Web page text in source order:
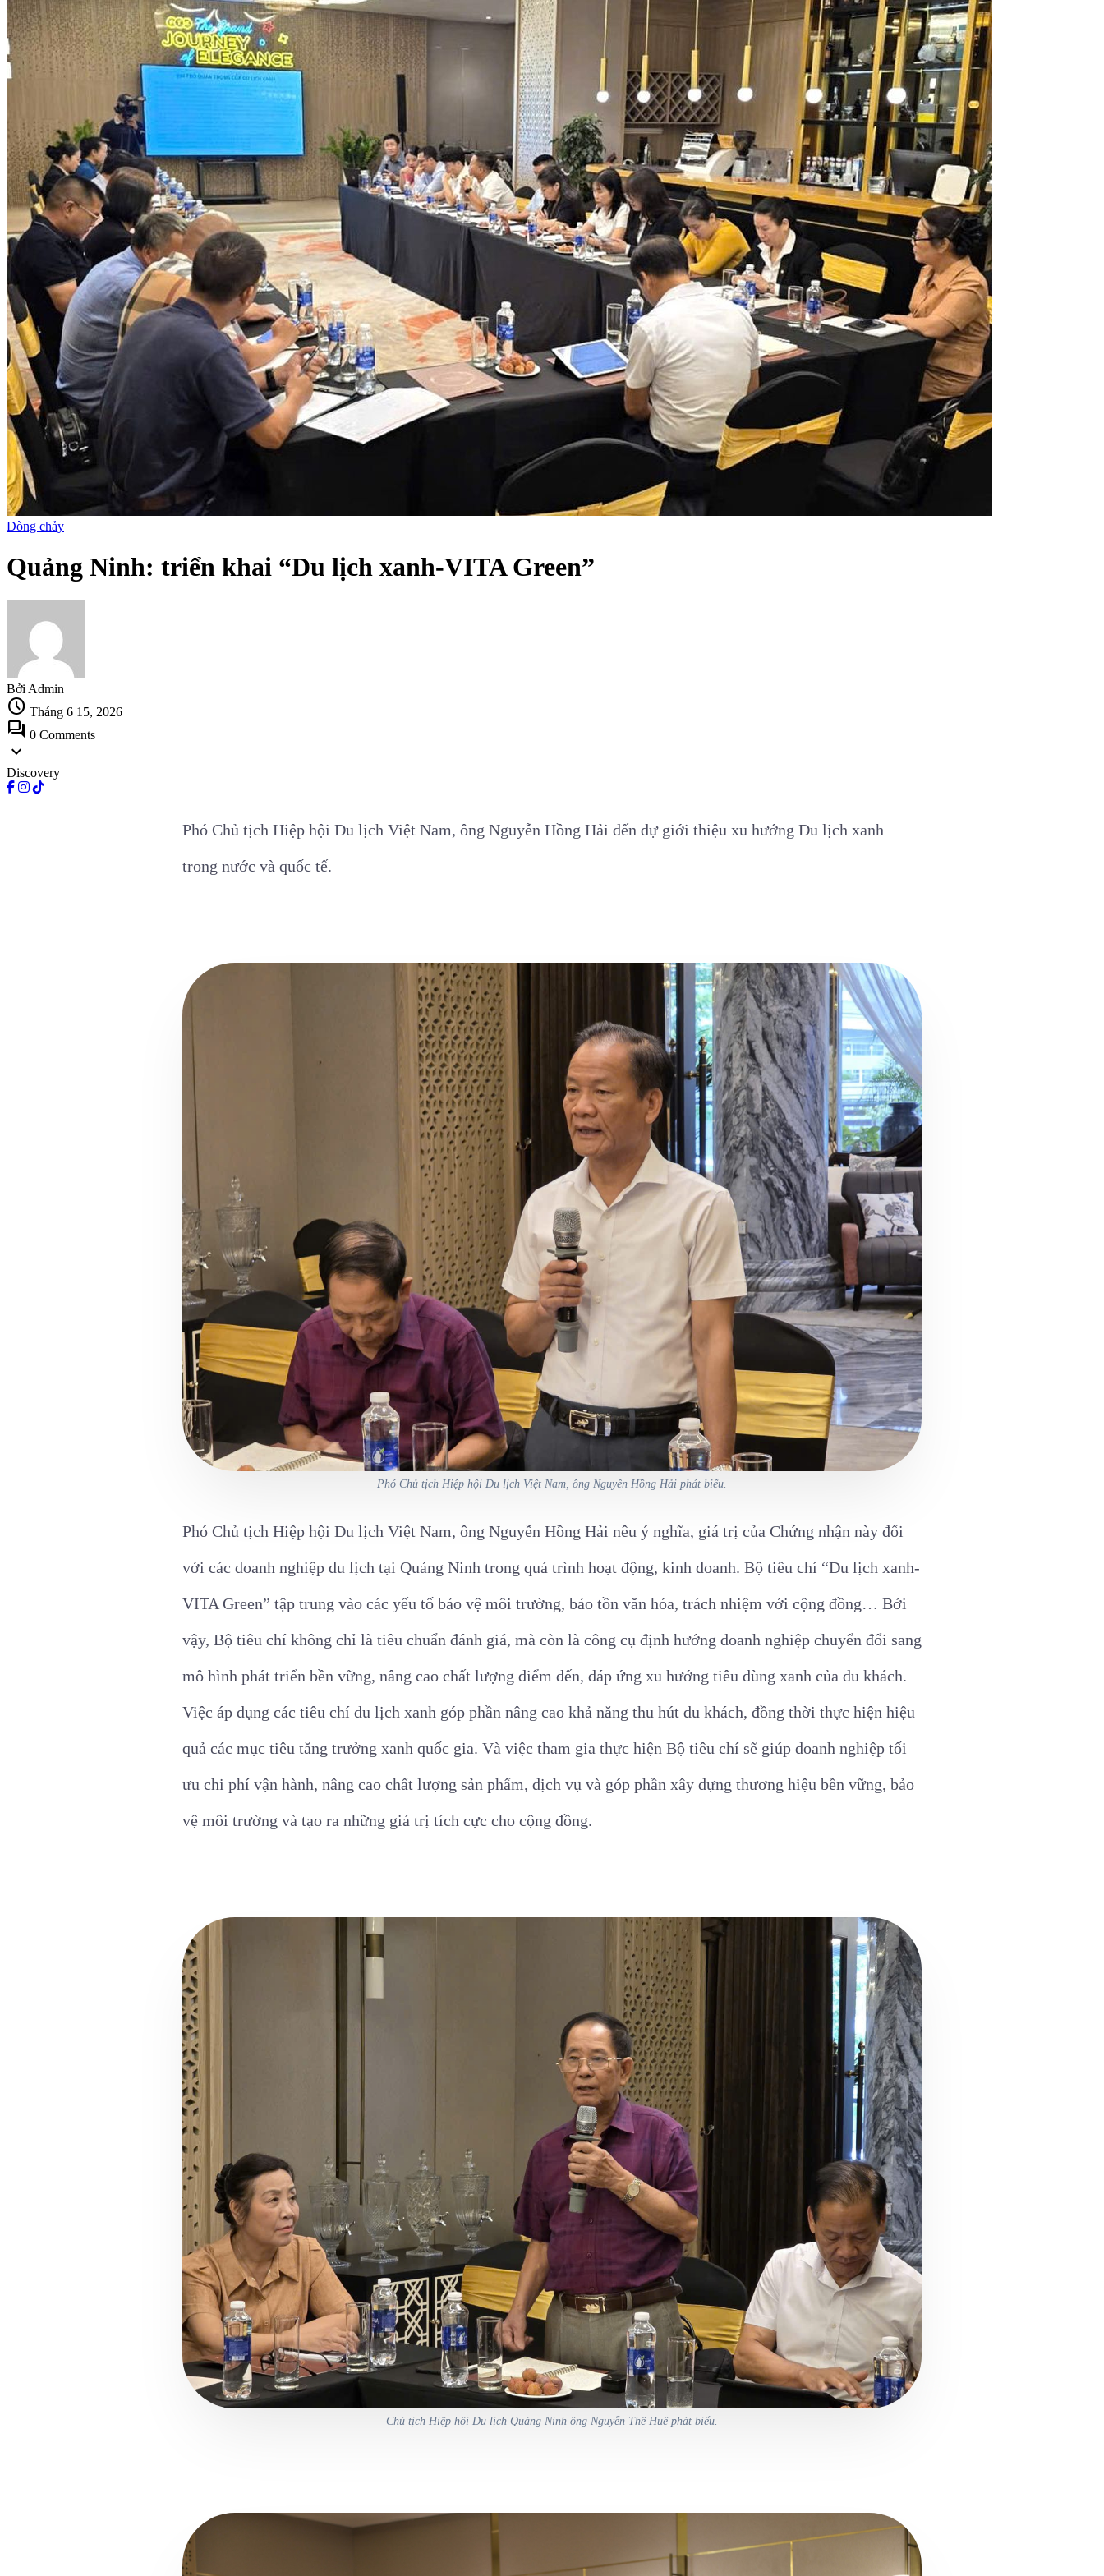
Dòng chảy
Quảng Ninh: triển khai “Du lịch xanh-VITA Green”
Bởi Admin
schedule Tháng 6 15, 2026
forum 0 Comments
expand_more
Discovery
Phó Chủ tịch Hiệp hội Du lịch Việt Nam, ông Nguyễn Hồng Hải đến dự giới thiệu xu hướng Du lịch xanh
trong nước và quốc tế.
Phó Chủ tịch Hiệp hội Du lịch Việt Nam, ông Nguyễn Hồng Hải phát biểu.
Phó Chủ tịch Hiệp hội Du lịch Việt Nam, ông Nguyễn Hồng Hải nêu ý nghĩa, giá trị của Chứng nhận này đối
với các doanh nghiệp du lịch tại Quảng Ninh trong quá trình hoạt động, kinh doanh. Bộ tiêu chí “Du lịch xanh-
VITA Green” tập trung vào các yếu tố bảo vệ môi trường, bảo tồn văn hóa, trách nhiệm với cộng đồng… Bởi
vậy, Bộ tiêu chí không chỉ là tiêu chuẩn đánh giá, mà còn là công cụ định hướng doanh nghiệp chuyển đổi sang
mô hình phát triển bền vững, nâng cao chất lượng điểm đến, đáp ứng xu hướng tiêu dùng xanh của du khách.
Việc áp dụng các tiêu chí du lịch xanh góp phần nâng cao khả năng thu hút du khách, đồng thời thực hiện hiệu
quả các mục tiêu tăng trưởng xanh quốc gia. Và việc tham gia thực hiện Bộ tiêu chí sẽ giúp doanh nghiệp tối
ưu chi phí vận hành, nâng cao chất lượng sản phẩm, dịch vụ và góp phần xây dựng thương hiệu bền vững, bảo
vệ môi trường và tạo ra những giá trị tích cực cho cộng đồng.
Chủ tịch Hiệp hội Du lịch Quảng Ninh ông Nguyễn Thế Huệ phát biểu.